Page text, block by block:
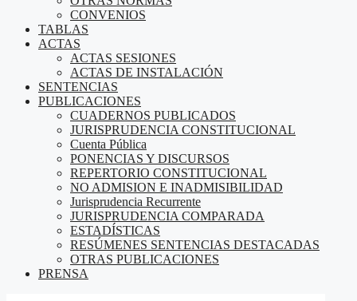
CONVENIOS
TABLAS
ACTAS
ACTAS SESIONES
ACTAS DE INSTALACIÓN
SENTENCIAS
PUBLICACIONES
CUADERNOS PUBLICADOS
JURISPRUDENCIA CONSTITUCIONAL
Cuenta Pública
PONENCIAS Y DISCURSOS
REPERTORIO CONSTITUCIONAL
NO ADMISION E INADMISIBILIDAD
Jurisprudencia Recurrente
JURISPRUDENCIA COMPARADA
ESTADÍSTICAS
RESÚMENES SENTENCIAS DESTACADAS
OTRAS PUBLICACIONES
PRENSA